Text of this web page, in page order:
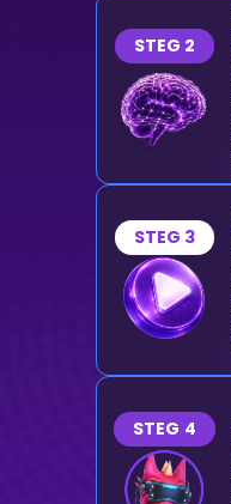
STEG 2
STEG 3
STEG 4